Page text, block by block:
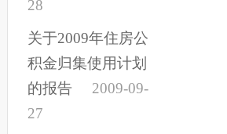
28
关于2009年住房公
积金归集使用计划
的报告
2009-09-
27